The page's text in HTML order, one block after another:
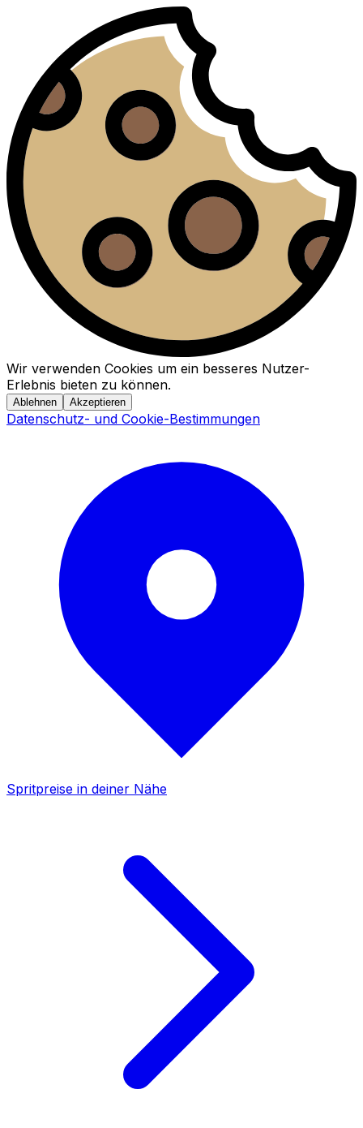
Wir verwenden Cookies um ein besseres Nutzer-
Erlebnis bieten zu können.
Ablehnen Akzeptieren
Datenschutz- und Cookie-Bestimmungen
Spritpreise in deiner Nähe